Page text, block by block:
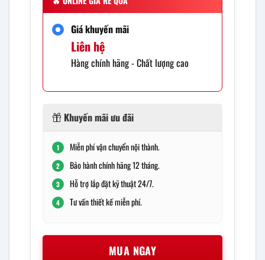
Giá khuyến mãi
Liên hệ
Hàng chính hãng - Chất lượng cao
Khuyến mãi ưu đãi
1 Miễn phí vận chuyển nội thành.
2 Bảo hành chính hãng 12 tháng.
3 Hỗ trợ lắp đặt kỹ thuật 24/7.
4 Tư vấn thiết kế miễn phí.
MUA NGAY